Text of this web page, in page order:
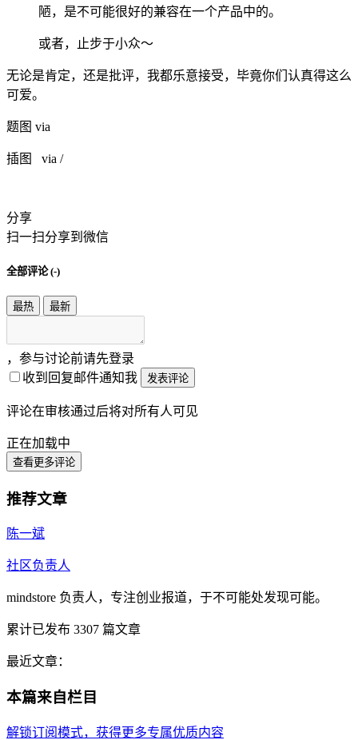
陋，是不可能很好的兼容在一个产品中的。
或者，止步于小众～
无论是肯定，还是批评，我都乐意接受，毕竟你们认真得这么
可爱。
题图 via
插图 via /
分享
扫一扫分享到微信
全部评论 (-)
最热 最新
，参与讨论前请先登录
收到回复邮件通知我
发表评论
评论在审核通过后将对所有人可见
正在加载中
查看更多评论
推荐文章
陈一斌
社区负责人
mindstore 负责人，专注创业报道，于不可能处发现可能。
累计已发布 3307 篇文章
最近文章：
本篇来自栏目
解锁订阅模式，获得更多专属优质内容